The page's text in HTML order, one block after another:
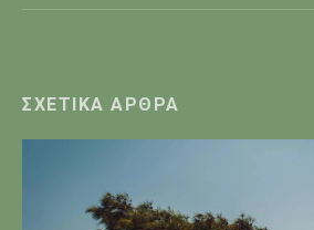
ΣΧΕΤΙΚΆ ΆΡΘΡΑ